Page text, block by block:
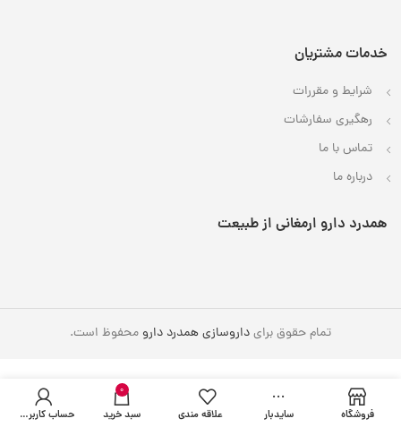
خدمات مشتریان
شرایط و مقررات
رهگیری سفارشات
تماس با ما
درباره ما
همدرد دارو ارمغانی از طبیعت
تمام حقوق برایداروسازی همدرد دارو محفوظ است.
فروشگاه سایدبار علاقه مندی
0
سبد خرید حساب کاربری من